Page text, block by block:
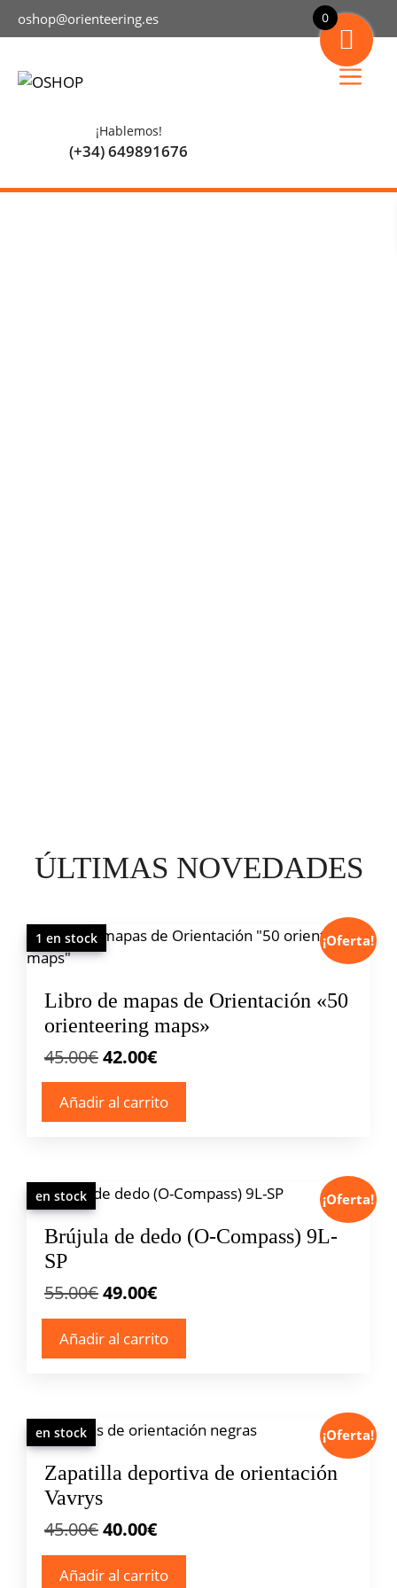
Saltar
al
oshop@orienteering.es
Menú
¡Hablemos!
(+34) 649891676
ÚLTIMAS NOVEDADES
¡Oferta!
Libro de mapas de Orientación «50
orienteering maps»
1 en stock
45.00€El
precio
original
42.00€El
precio
actual
Añadir al carrito
¡Oferta!
Brújula de dedo (O-Compass) 9L-
SP
en stock
55.00€El
precio
original
49.00€El
precio
actual
Añadir al carrito
¡Oferta!
Zapatilla deportiva de orientación
Vavrys
en stock
45.00€El
precio
original
40.00€El
precio
actual
Añadir al carrito
0